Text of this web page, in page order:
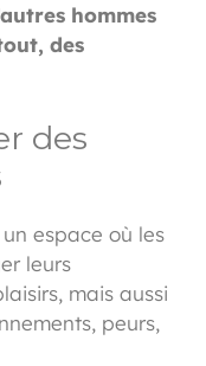
hommes
des
des
espace où les
leurs
mais aussi
peurs,